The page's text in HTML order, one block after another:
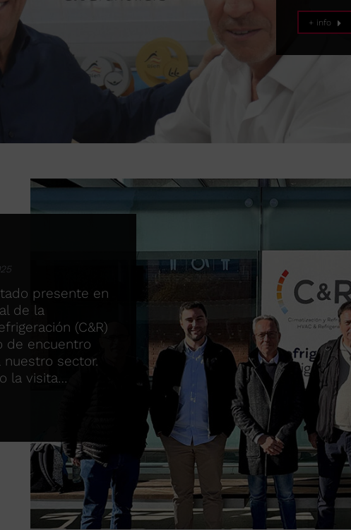
+ info
presente en
de la
(C&R)
de encuentro
sector.
la visita…